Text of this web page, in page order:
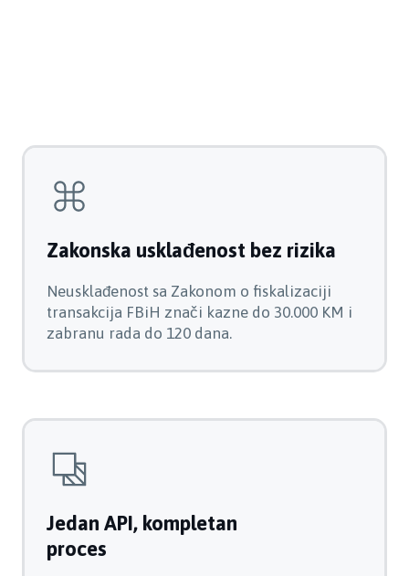
Zakonska usklađenost bez rizika
Neusklađenost sa Zakonom o fiskalizaciji
transakcija FBiH znači kazne do 30.000 KM i
zabranu rada do 120 dana.
Jedan API, kompletan
proces